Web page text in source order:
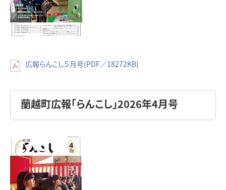
広報らんこし５月号(PDF／18272KB)
蘭越町広報「らんこし」2026年4月号